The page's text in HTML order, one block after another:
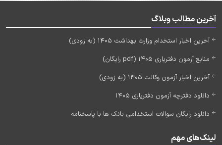
آخرین مطالب وبلاگ
آخرین اخبار استخدام وزارت بهداشت 1405 (به زودی)
منابع آزمون دفتریاری 1405 (pdf رایگان)
آخرین اخبار آزمون وکالت 1405 (به زودی)
دانلود دفترچه آزمون دفتریاری 1405
دانلود رایگان سوالات استخدامی بانک ها با پاسخنامه
لینک‌های مهم